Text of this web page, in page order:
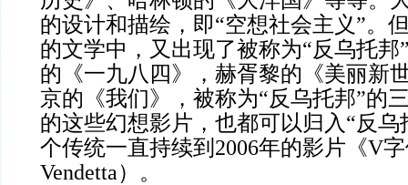
的设计和描绘，即“空想社会主义”。
的文学中，又出现了被称为“反乌托邦
的《一九八四》，赫胥黎的《美丽新
京的《我们》，被称为“反乌托邦”的
的这些幻想影片，也都可以归入“反乌
个传统一直持续到2006年的影片《V
Vendetta）。